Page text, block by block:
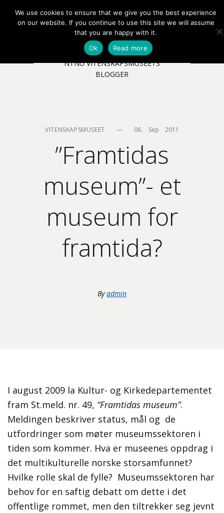
MENY EN NB
NTNU VITENSKAPSMUSEETS
BLOGGER
VITENSKAPSMUSEET — 06.    Sep    2011
”Framtidas
museum”- et
museum for
framtida?
By admin
I august 2009 la Kultur- og Kirkedepartementet
fram St.meld. nr. 49, “Framtidas museum”.
Meldingen beskriver status, mål og de
utfordringer som møter museumssektoren i
tiden som kommer. Hva er museenes oppdrag i
det multikulturelle norske storsamfunnet?
Hvilke rolle skal de fylle? Museumssektoren har
behov for en saftig debatt om dette i det
offentlige rommet, men den tiltrekker seg jevnt
We use cookies to ensure that we give you the best experience
on our website. If you continue to use this site we will assume
that you are happy with it.
Ok
Read more